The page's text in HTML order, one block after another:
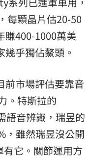
每顆晶片估20-50
賺400-1000萬美
乎獨佔鰲頭。
前市場評估要靠音
。特斯拉的
語音辨識，瑞昱的
，雖然瑞昱沒公開
有它。關節運用方